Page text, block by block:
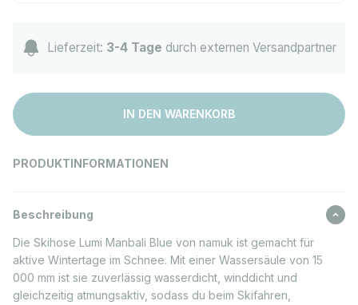
Lieferzeit: 3-4 Tage durch externen Versandpartner
IN DEN WARENKORB
PRODUKTINFORMATIONEN
Beschreibung
Die Skihose Lumi Manbali Blue von namuk ist gemacht für
aktive Wintertage im Schnee. Mit einer Wassersäule von 15
000 mm ist sie zuverlässig wasserdicht, winddicht und
gleichzeitig atmungsaktiv, sodass du beim Skifahren,